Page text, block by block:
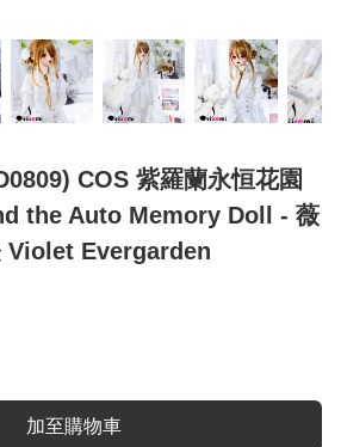
COS 紫羅蘭永恒花園
the Auto Memory Doll - 薇
Violet Evergarden
加至購物車